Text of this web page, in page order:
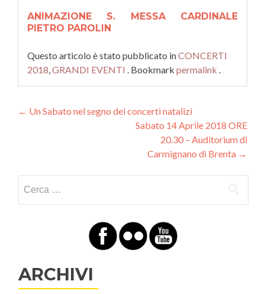
ANIMAZIONE S. MESSA CARDINALE
PIETRO PAROLIN
Questo articolo è stato pubblicato inCONCERTI
2018,GRANDI EVENTI . Bookmark permalink .
Navigazione articoli
← Un Sabato nel segno dei concerti natalizi
Sabato 14 Aprile 2018 ORE
20.30 – Auditorium di
Carmignano di Brenta →
ARCHIVI